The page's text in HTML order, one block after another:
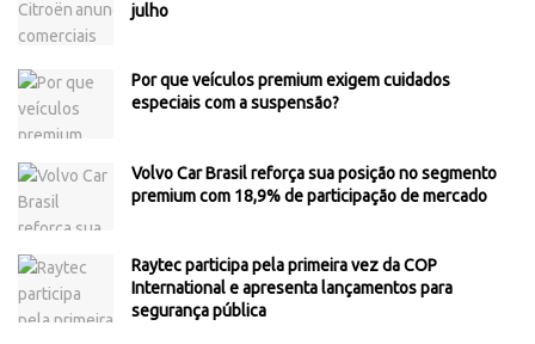
julho
Por que veículos premium exigem cuidados
especiais com a suspensão?
Volvo Car Brasil reforça sua posição no segmento
premium com 18,9% de participação de mercado
Raytec participa pela primeira vez da COP
International e apresenta lançamentos para
segurança pública